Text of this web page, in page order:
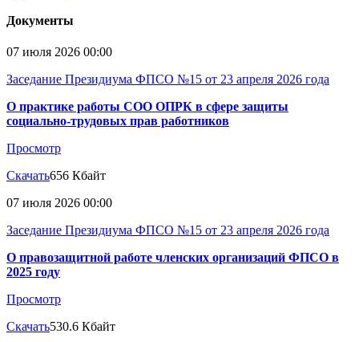
Документы
07 июля 2026 00:00
Заседание Президиума ФПСО №15 от 23 апреля 2026 года
О практике работы СОО ОПРК в сфере защиты
социально-трудовых прав работников
Просмотр
Скачать656 Кбайт
07 июля 2026 00:00
Заседание Президиума ФПСО №15 от 23 апреля 2026 года
О правозащитной работе членских организаций ФПСО в
2025 году
Просмотр
Скачать530.6 Кбайт